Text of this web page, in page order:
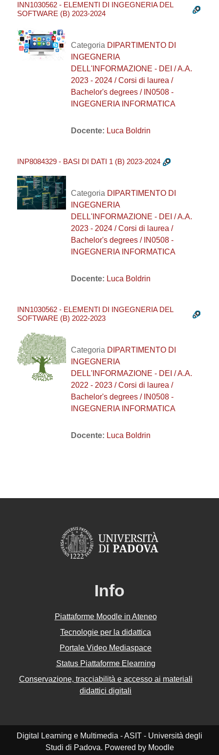
INN1030562 - ELEMENTI DI INGEGNERIA DEL
SOFTWARE (B) 2023-2024
Categoria DIPARTIMENTO DI
INGEGNERIA
DELL'INFORMAZIONE - DEI / A.A.
2023 - 2024 / Corsi di laurea /
Bachelor's degrees / IN0508 -
INGEGNERIA INFORMATICA
Docente: Luca Boldrin
INP8084329 - BASI DI DATI 1 (B) 2023-2024
Categoria DIPARTIMENTO DI
INGEGNERIA
DELL'INFORMAZIONE - DEI / A.A.
2023 - 2024 / Corsi di laurea /
Bachelor's degrees / IN0508 -
INGEGNERIA INFORMATICA
Docente: Luca Boldrin
INN1030562 - ELEMENTI DI INGEGNERIA DEL
SOFTWARE (B) 2022-2023
Categoria DIPARTIMENTO DI
INGEGNERIA
DELL'INFORMAZIONE - DEI / A.A.
2022 - 2023 / Corsi di laurea /
Bachelor's degrees / IN0508 -
INGEGNERIA INFORMATICA
Docente: Luca Boldrin
Info
Piattaforme Moodle in Ateneo
Tecnologie per la didattica
Portale Video Mediaspace
Status Piattaforme Elearning
Conservazione, tracciabilità e accesso ai materiali
didattici digitali
Digital Learning e Multimedia - ASIT - Università degli
Studi di Padova. Powered by Moodle